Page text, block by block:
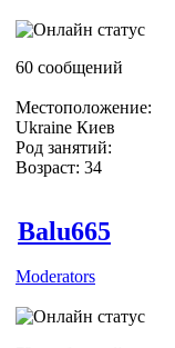
60 сообщений
Местоположение:
Ukraine Киев
Род занятий:
Возраст: 34
Balu665
Moderators